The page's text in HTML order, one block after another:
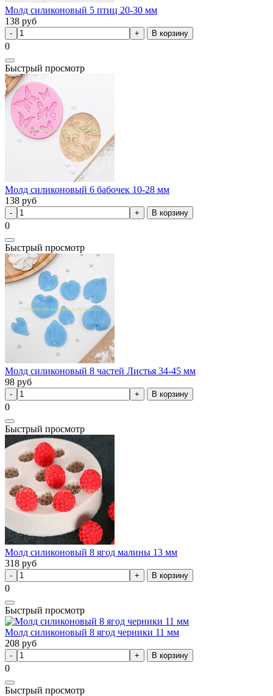
Молд силиконовый 5 птиц 20-30 мм
138 руб
В корзину
0
Быстрый просмотр
Молд силиконовый 6 бабочек 10-28 мм
138 руб
В корзину
0
Быстрый просмотр
Молд силиконовый 8 частей Листья 34-45 мм
98 руб
В корзину
0
Быстрый просмотр
Молд силиконовый 8 ягод малины 13 мм
318 руб
В корзину
0
Быстрый просмотр
Молд силиконовый 8 ягод черники 11 мм
208 руб
В корзину
0
Быстрый просмотр